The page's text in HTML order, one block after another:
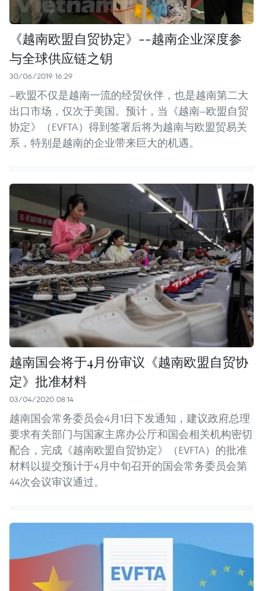
《越南欧盟自贸协定》--越南企业深度参
与全球供应链之钥
30/06/2019 16:29
—欧盟不仅是越南一流的经贸伙伴，也是越南第二大
出口市场，仅次于美国。预计，当《越南—欧盟自贸
协定》（EVFTA）得到签署后将为越南与欧盟贸易关
系，特别是越南的企业带来巨大的机遇。
越南国会将于4月份审议《越南欧盟自贸协
定》批准材料
03/04/2020 08:14
越南国会常务委员会4月1日下发通知，建议政府总理
要求有关部门与国家主席办公厅和国会相关机构密切
配合，完成《越南欧盟自贸协定》（EVFTA）的批准
材料以提交预计于4月中旬召开的国会常务委员会第
44次会议审议通过。